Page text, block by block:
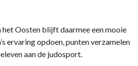
Oosten blijft daarmee een mooie
ervaring opdoen, punten verzamelen
aan de judosport.